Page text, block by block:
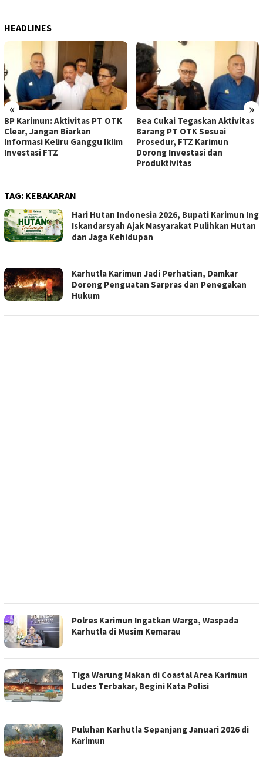
HEADLINES
« »
BP Karimun: Aktivitas PT OTK
Clear, Jangan Biarkan
Informasi Keliru Ganggu Iklim
Investasi FTZ
Bea Cukai Tegaskan Aktivitas
Barang PT OTK Sesuai
Prosedur, FTZ Karimun
Dorong Investasi dan
Produktivitas
TAG: KEBAKARAN
Hari Hutan Indonesia 2026, Bupati Karimun Ing
Iskandarsyah Ajak Masyarakat Pulihkan Hutan
dan Jaga Kehidupan
Karhutla Karimun Jadi Perhatian, Damkar
Dorong Penguatan Sarpras dan Penegakan
Hukum
Polres Karimun Ingatkan Warga, Waspada
Karhutla di Musim Kemarau
Tiga Warung Makan di Coastal Area Karimun
Ludes Terbakar, Begini Kata Polisi
Puluhan Karhutla Sepanjang Januari 2026 di
Karimun